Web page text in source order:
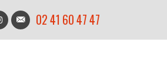
02 41 60 47 47